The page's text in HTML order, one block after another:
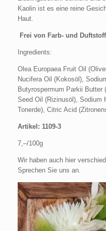
Kaolin ist es eine reine
Haut.
Frei von Farb- und
Ingredients:
Olea Europaea Fruit Oil
Nucifera Oil (Kokosöl),
Butyrospermum Parkii
Seed Oil (Rizinusöl), Sodium
Tonerde), Citric Acid
Artikel: 1109-3
7,–/100g
Wir haben auch hier
Sprechen Sie uns an.